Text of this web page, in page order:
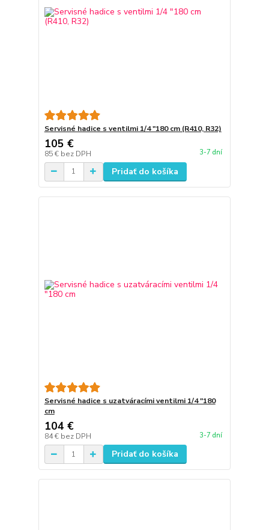
Servisné hadice s ventilmi 1/4 "180 cm (R410, R32)
105 €
85 € bez DPH 3-7 dní
Pridať do košíka
Servisné hadice s uzatváracími ventilmi 1/4 "180
cm
104 €
84 € bez DPH 3-7 dní
Pridať do košíka